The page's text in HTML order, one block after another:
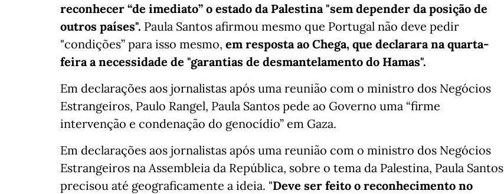
reconhecer “de imediato” o estado da Palestina "sem depender da posição de
outros países". Paula Santos afirmou mesmo que Portugal não deve pedir
"condições” para isso mesmo, em resposta ao Chega, que declarara na quarta-
feira a necessidade de "garantias de desmantelamento do Hamas".
Em declarações aos jornalistas após uma reunião com o ministro dos Negócios
Estrangeiros, Paulo Rangel, Paula Santos pede ao Governo uma “firme
intervenção e condenação do genocídio” em Gaza.
Em declarações aos jornalistas após uma reunião com o ministro dos Negócios
Estrangeiros na Assembleia da República, sobre o tema da Palestina, Paula Santos
precisou até geograficamente a ideia. "Deve ser feito o reconhecimento no